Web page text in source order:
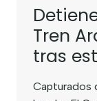
Tren
tras
Capturados